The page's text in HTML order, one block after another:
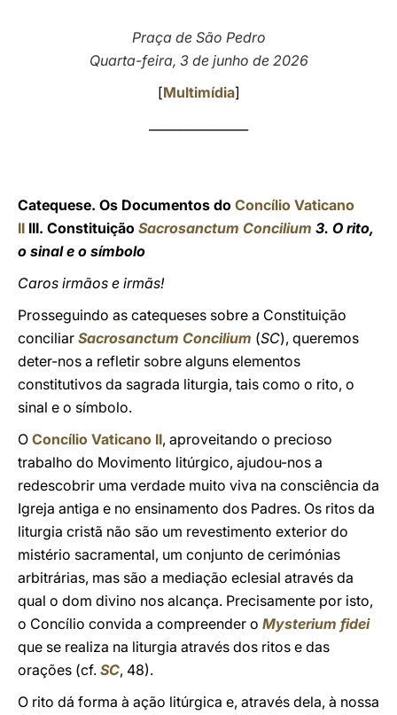
Praça de São Pedro
Quarta-feira, 3 de junho de 2026
[Multimídia]
Catequese. Os Documentos do Concílio Vaticano
II III. Constituição Sacrosanctum Concilium 3. O rito,
o sinal e o símbolo
Caros irmãos e irmãs!
Prosseguindo as catequeses sobre a Constituição
conciliar Sacrosanctum Concilium (SC), queremos
deter-nos a refletir sobre alguns elementos
constitutivos da sagrada liturgia, tais como o rito, o
sinal e o símbolo.
O Concílio Vaticano II, aproveitando o precioso
trabalho do Movimento litúrgico, ajudou-nos a
redescobrir uma verdade muito viva na consciência da
Igreja antiga e no ensinamento dos Padres. Os ritos da
liturgia cristã não são um revestimento exterior do
mistério sacramental, um conjunto de cerimónias
arbitrárias, mas são a mediação eclesial através da
qual o dom divino nos alcança. Precisamente por isto,
o Concílio convida a compreender o Mysterium fidei
que se realiza na liturgia através dos ritos e das
orações (cf. SC, 48).
O rito dá forma à ação litúrgica e, através dela, à nossa